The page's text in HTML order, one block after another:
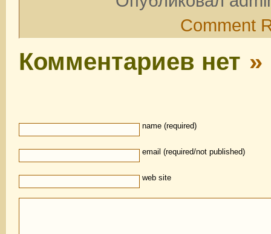
Comment
Комментариев нет »
name (required)
email (required/not published)
web site